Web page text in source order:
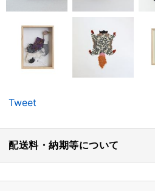
Tweet
配送料・納期等について